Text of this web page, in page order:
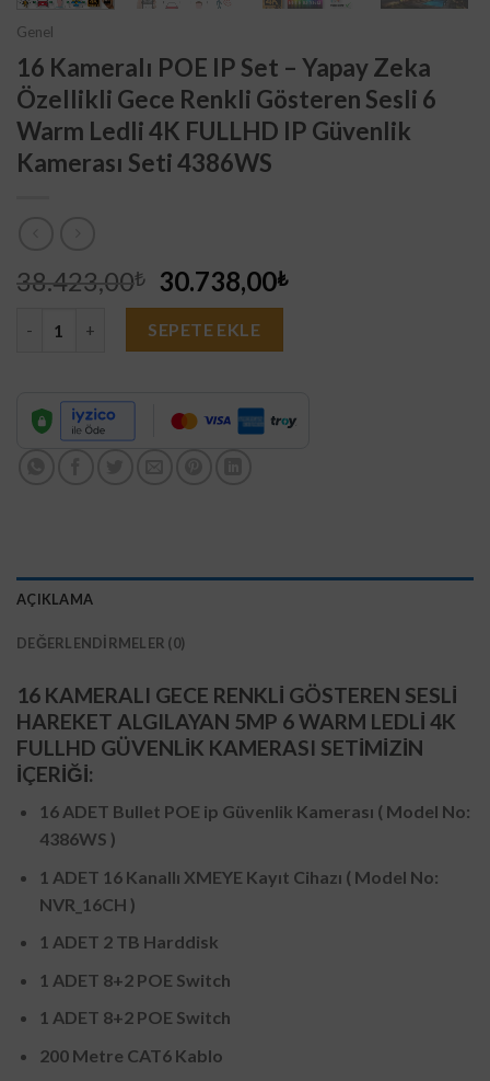
Genel
16 Kameralı POE IP Set – Yapay Zeka
Özellikli Gece Renkli Gösteren Sesli 6
Warm Ledli 4K FULLHD IP Güvenlik
Kamerası Seti 4386WS
38.423,00₺
Orijinal
fiyat:
38.423,00₺.
30.738,00₺Şu
16 Kameralı POE IP Set - Yapay Zeka Özellikli Gece Renkli
SEPETE EKLE
AÇIKLAMA
DEĞERLENDIRMELER (0)
16 KAMERALI GECE RENKLİ GÖSTEREN SESLİ
HAREKET ALGILAYAN 5MP 6 WARM LEDLİ 4K
FULLHD GÜVENLİK KAMERASI SETİMİZİN
İÇERİĞİ:
16 ADET Bullet POE ip Güvenlik Kamerası ( Model No:
4386WS )
1 ADET 16 Kanallı XMEYE Kayıt Cihazı ( Model No:
NVR_16CH )
1 ADET 2 TB Harddisk
1 ADET 8+2 POE Switch
1 ADET 8+2 POE Switch
200 Metre CAT6 Kablo